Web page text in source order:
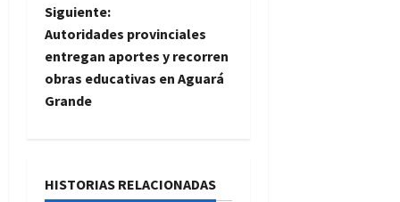
e
g
a
Siguiente:
Autoridades provinciales
entregan aportes y recorren
obras educativas en Aguará
Grande
HISTORIAS RELACIONADAS